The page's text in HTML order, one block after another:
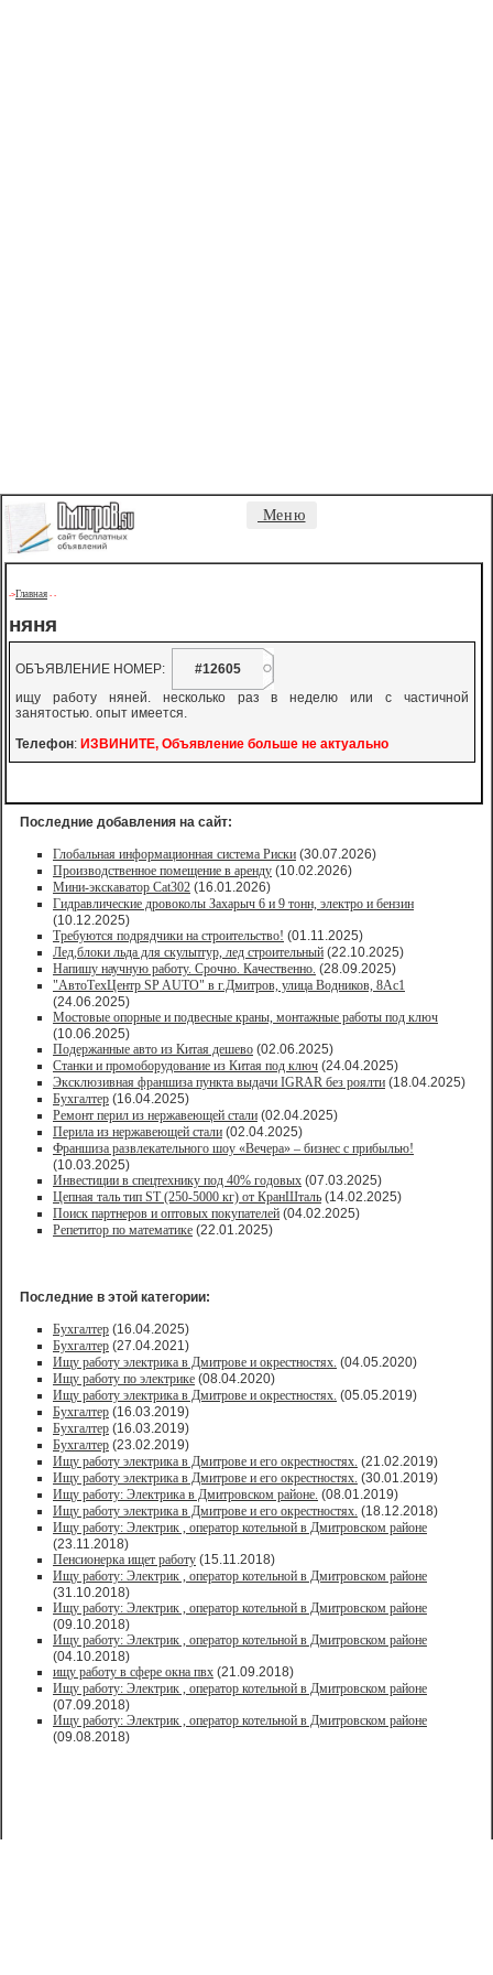
Меню
->Главная - -
няня
ОБЪЯВЛЕНИЕ НОМЕР:
#12605
ищу работу няней. несколько раз в неделю или с частичной
занятостью. опыт имеется.
Телефон: ИЗВИНИТЕ, Объявление больше не актуально
Последние добавления на сайт:
Глобальная информационная система Риски (30.07.2026)
Производственное помещение в аренду (10.02.2026)
Мини-экскаватор Cat302 (16.01.2026)
Гидравлические дровоколы Захарыч 6 и 9 тонн, электро и бензин
(10.12.2025)
Требуются подрядчики на строительство! (01.11.2025)
Лед,блоки льда для скульптур, лед строительный (22.10.2025)
Напишу научную работу. Срочно. Качественно. (28.09.2025)
"АвтоТехЦентр SP AUTO" в г.Дмитров, улица Водников, 8Ас1
(24.06.2025)
Мостовые опорные и подвесные краны, монтажные работы под ключ
(10.06.2025)
Подержанные авто из Китая дешево (02.06.2025)
Станки и промоборудование из Китая под ключ (24.04.2025)
Эксклюзивная франшиза пункта выдачи IGRAR без роялти (18.04.2025)
Бухгалтер (16.04.2025)
Ремонт перил из нержавеющей стали (02.04.2025)
Перила из нержавеющей стали (02.04.2025)
Франшиза развлекательного шоу «Вечера» – бизнес с прибылью!
(10.03.2025)
Инвестиции в спецтехнику под 40% годовых (07.03.2025)
Цепная таль тип ST (250-5000 кг) от КранШталь (14.02.2025)
Поиск партнеров и оптовых покупателей (04.02.2025)
Репетитор по математике (22.01.2025)
Последние в этой категории:
Бухгалтер (16.04.2025)
Бухгалтер (27.04.2021)
Ищу работу электрика в Дмитрове и окрестностях. (04.05.2020)
Ищу работу по электрике (08.04.2020)
Ищу работу электрика в Дмитрове и окрестностях. (05.05.2019)
Бухгалтер (16.03.2019)
Бухгалтер (16.03.2019)
Бухгалтер (23.02.2019)
Ищу работу электрика в Дмитрове и его окрестностях. (21.02.2019)
Ищу работу электрика в Дмитрове и его окрестностях. (30.01.2019)
Ищу работу: Электрика в Дмитровском районе. (08.01.2019)
Ищу работу электрика в Дмитрове и его окрестностях. (18.12.2018)
Ищу работу: Электрик , оператор котельной в Дмитровском районе
(23.11.2018)
Пенсионерка ищет работу (15.11.2018)
Ищу работу: Электрик , оператор котельной в Дмитровском районе
(31.10.2018)
Ищу работу: Электрик , оператор котельной в Дмитровском районе
(09.10.2018)
Ищу работу: Электрик , оператор котельной в Дмитровском районе
(04.10.2018)
ищу работу в сфере окна пвх (21.09.2018)
Ищу работу: Электрик , оператор котельной в Дмитровском районе
(07.09.2018)
Ищу работу: Электрик , оператор котельной в Дмитровском районе
(09.08.2018)